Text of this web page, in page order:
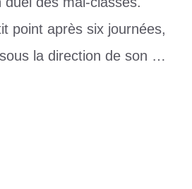
point après six journées,
la direction de son …